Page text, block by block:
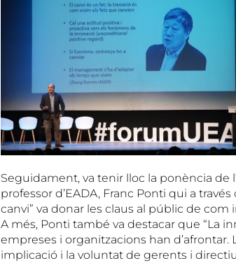
Seguidament, va tenir lloc la ponència de
professor d’EADA, Franc Ponti qui a
canvi” va donar les claus al públic de com
A més, Ponti també va destacar que “La
empreses i organitzacions han d’afrontar.
implicació i la voluntat de gerents i